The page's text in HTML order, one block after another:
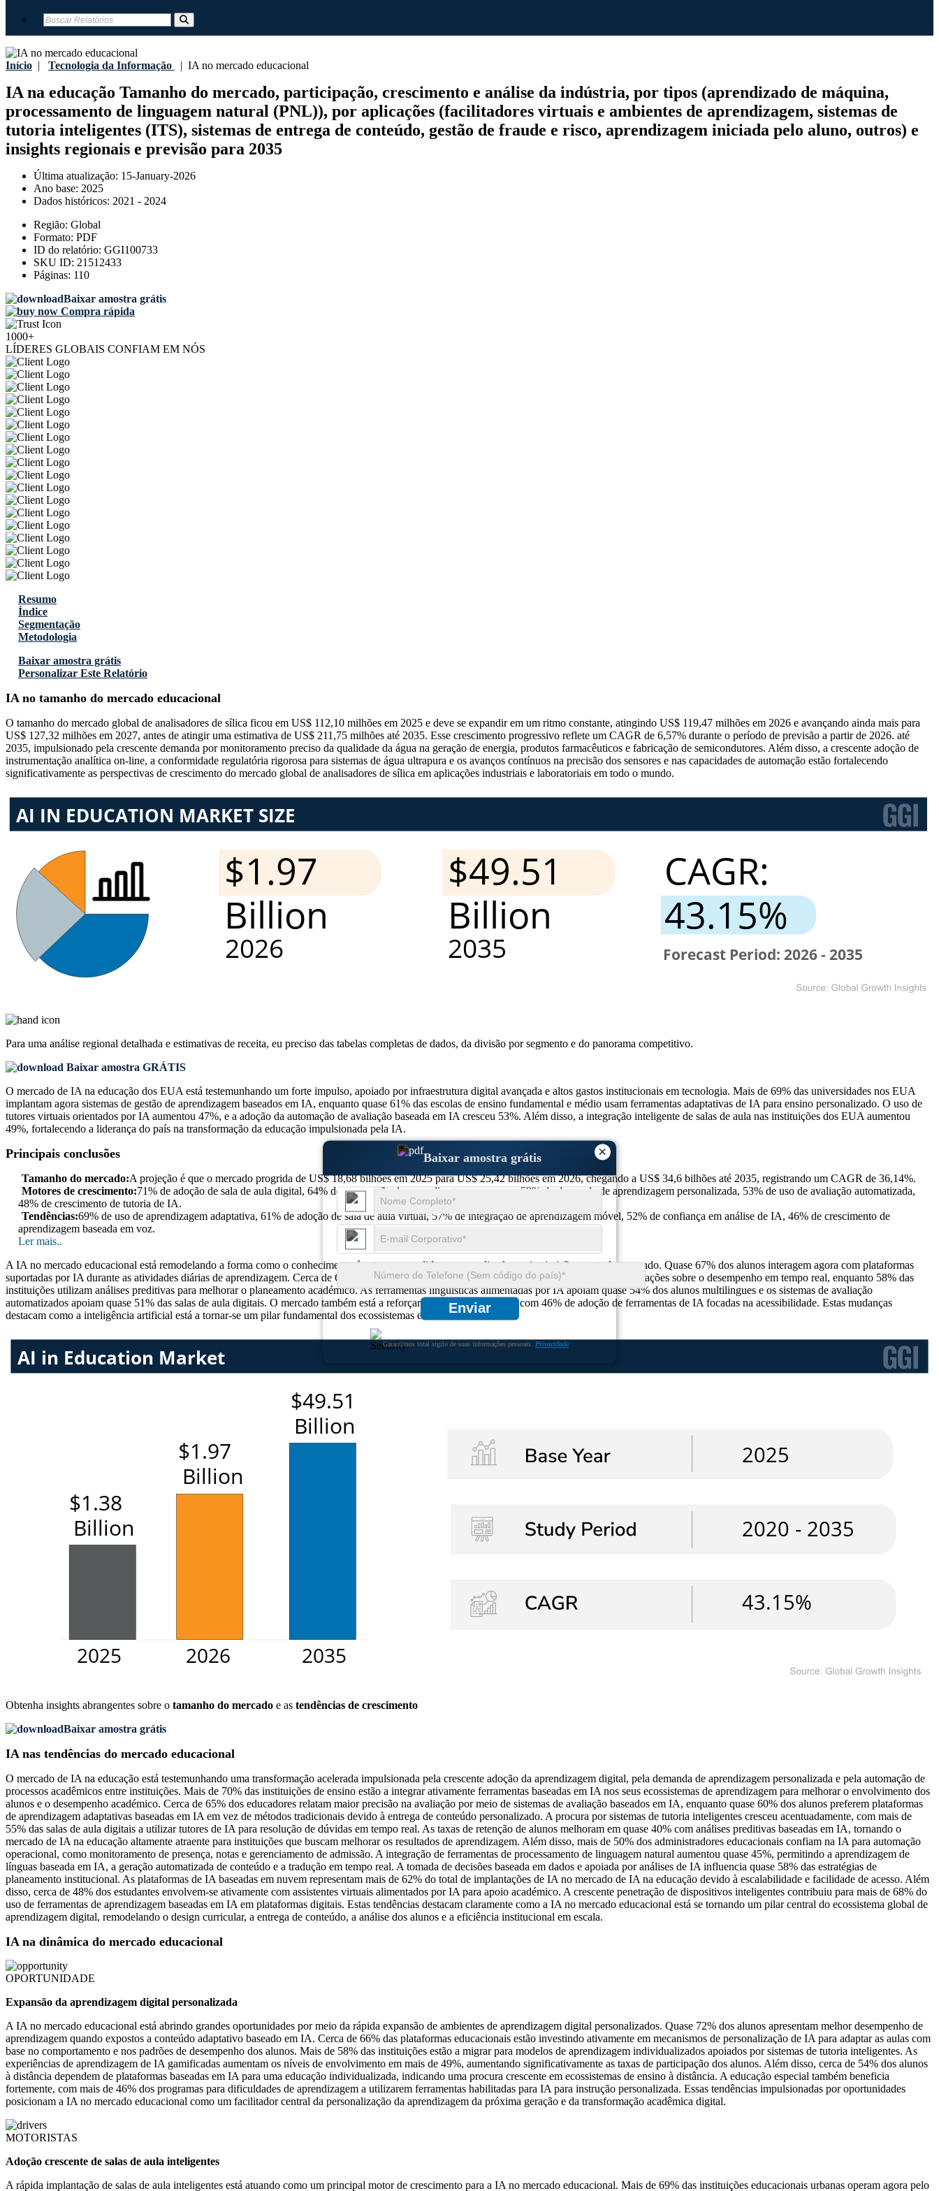
Início | Tecnologia da Informação | IA no mercado educacional
IA na educação Tamanho do mercado, participação, crescimento e análise da indústria, por tipos (aprendizado de máquina,
processamento de linguagem natural (PNL)), por aplicações (facilitadores virtuais e ambientes de aprendizagem, sistemas de
tutoria inteligentes (ITS), sistemas de entrega de conteúdo, gestão de fraude e risco, aprendizagem iniciada pelo aluno, outros) e
insights regionais e previsão para 2035
Última atualização: 15-January-2026
Ano base: 2025
Dados históricos: 2021 - 2024
Região: Global
Formato: PDF
ID do relatório: GGI100733
SKU ID: 21512433
Páginas: 110
Baixar amostra grátis
Compra rápida
1000+
LÍDERES GLOBAIS CONFIAM EM NÓS
×
Baixar amostra grátis
Enviar
Garantimos total sigilo de suas informações pessoais. Privacidade
Resumo
Índice
Segmentação
Metodologia
Baixar amostra grátis
Personalizar Este Relatório
IA no tamanho do mercado educacional
O tamanho do mercado global de analisadores de sílica ficou em US$ 112,10 milhões em 2025 e deve se expandir em um ritmo constante, atingindo US$ 119,47 milhões em 2026 e avançando ainda mais para
US$ 127,32 milhões em 2027, antes de atingir uma estimativa de US$ 211,75 milhões até 2035. Esse crescimento progressivo reflete um CAGR de 6,57% durante o período de previsão a partir de 2026. até
2035, impulsionado pela crescente demanda por monitoramento preciso da qualidade da água na geração de energia, produtos farmacêuticos e fabricação de semicondutores. Além disso, a crescente adoção de
instrumentação analítica on-line, a conformidade regulatória rigorosa para sistemas de água ultrapura e os avanços contínuos na precisão dos sensores e nas capacidades de automação estão fortalecendo
significativamente as perspectivas de crescimento do mercado global de analisadores de sílica em aplicações industriais e laboratoriais em todo o mundo.
Para uma análise regional detalhada e estimativas de receita, eu preciso das tabelas completas de dados, da divisão por segmento e do panorama competitivo.
Baixar amostra GRÁTIS
O mercado de IA na educação dos EUA está testemunhando um forte impulso, apoiado por infraestrutura digital avançada e altos gastos institucionais em tecnologia. Mais de 69% das universidades nos EUA
implantam agora sistemas de gestão de aprendizagem baseados em IA, enquanto quase 61% das escolas de ensino fundamental e médio usam ferramentas adaptativas de IA para ensino personalizado. O uso de
tutores virtuais orientados por IA aumentou 47%, e a adoção da automação de avaliação baseada em IA cresceu 53%. Além disso, a integração inteligente de salas de aula nas instituições dos EUA aumentou
49%, fortalecendo a liderança do país na transformação da educação impulsionada pela IA.
Principais conclusões
Tamanho do mercado:A projeção é que o mercado progrida de US$ 18,68 bilhões em 2025 para US$ 25,42 bilhões em 2026, chegando a US$ 34,6 bilhões até 2035, registrando um CAGR de 36,14%.
Motores de crescimento:71% de adoção de sala de aula digital, 64% de penetração de aprendizagem na nuvem, 59% de demanda de aprendizagem personalizada, 53% de uso de avaliação automatizada,
48% de crescimento de tutoria de IA.
Tendências:69% de uso de aprendizagem adaptativa, 61% de adoção de sala de aula virtual, 57% de integração de aprendizagem móvel, 52% de confiança em análise de IA, 46% de crescimento de
aprendizagem baseada em voz.
Ler mais..
A IA no mercado educacional está remodelando a forma como o conhecimento é entregue, medido e personalizado em instituições em todo o mundo. Quase 67% dos alunos interagem agora com plataformas
suportadas por IA durante as atividades diárias de aprendizagem. Cerca de 62% dos educadores confiam em painéis inteligentes para obter informações sobre o desempenho em tempo real, enquanto 58% das
instituições utilizam análises preditivas para melhorar o planeamento académico. As ferramentas linguísticas alimentadas por IA apoiam quase 54% dos alunos multilingues e os sistemas de avaliação
automatizados apoiam quase 51% das salas de aula digitais. O mercado também está a reforçar a educação inclusiva, com 46% de adoção de ferramentas de IA focadas na acessibilidade. Estas mudanças
destacam como a inteligência artificial está a tornar-se um pilar fundamental dos ecossistemas educativos modernos.
Obtenha insights abrangentes sobre o tamanho do mercado e as tendências de crescimento
Baixar amostra grátis
IA nas tendências do mercado educacional
O mercado de IA na educação está testemunhando uma transformação acelerada impulsionada pela crescente adoção da aprendizagem digital, pela demanda de aprendizagem personalizada e pela automação de
processos acadêmicos entre instituições. Mais de 70% das instituições de ensino estão a integrar ativamente ferramentas baseadas em IA nos seus ecossistemas de aprendizagem para melhorar o envolvimento dos
alunos e o desempenho académico. Cerca de 65% dos educadores relatam maior precisão na avaliação por meio de sistemas de avaliação baseados em IA, enquanto quase 60% dos alunos preferem plataformas
de aprendizagem adaptativas baseadas em IA em vez de métodos tradicionais devido à entrega de conteúdo personalizado. A procura por sistemas de tutoria inteligentes cresceu acentuadamente, com mais de
55% das salas de aula digitais a utilizar tutores de IA para resolução de dúvidas em tempo real. As taxas de retenção de alunos melhoram em quase 40% com análises preditivas baseadas em IA, tornando o
mercado de IA na educação altamente atraente para instituições que buscam melhorar os resultados de aprendizagem. Além disso, mais de 50% dos administradores educacionais confiam na IA para automação
operacional, como monitoramento de presença, notas e gerenciamento de admissão. A integração de ferramentas de processamento de linguagem natural aumentou quase 45%, permitindo a aprendizagem de
línguas baseada em IA, a geração automatizada de conteúdo e a tradução em tempo real. A tomada de decisões baseada em dados e apoiada por análises de IA influencia quase 58% das estratégias de
planeamento institucional. As plataformas de IA baseadas em nuvem representam mais de 62% do total de implantações de IA no mercado de IA na educação devido à escalabilidade e facilidade de acesso. Além
disso, cerca de 48% dos estudantes envolvem-se ativamente com assistentes virtuais alimentados por IA para apoio académico. A crescente penetração de dispositivos inteligentes contribuiu para mais de 68% do
uso de ferramentas de aprendizagem baseadas em IA em plataformas digitais. Estas tendências destacam claramente como a IA no mercado educacional está se tornando um pilar central do ecossistema global de
aprendizagem digital, remodelando o design curricular, a entrega de conteúdo, a análise dos alunos e a eficiência institucional em escala.
IA na dinâmica do mercado educacional
OPORTUNIDADE
Expansão da aprendizagem digital personalizada
A IA no mercado educacional está abrindo grandes oportunidades por meio da rápida expansão de ambientes de aprendizagem digital personalizados. Quase 72% dos alunos apresentam melhor desempenho de
aprendizagem quando expostos a conteúdo adaptativo baseado em IA. Cerca de 66% das plataformas educacionais estão investindo ativamente em mecanismos de personalização de IA para adaptar as aulas com
base no comportamento e nos padrões de desempenho dos alunos. Mais de 58% das instituições estão a migrar para modelos de aprendizagem individualizados apoiados por sistemas de tutoria inteligentes. As
experiências de aprendizagem de IA gamificadas aumentam os níveis de envolvimento em mais de 49%, aumentando significativamente as taxas de participação dos alunos. Além disso, cerca de 54% dos alunos
à distância dependem de plataformas baseadas em IA para uma educação individualizada, indicando uma procura crescente em ecossistemas de ensino à distância. A educação especial também beneficia
fortemente, com mais de 46% dos programas para dificuldades de aprendizagem a utilizarem ferramentas habilitadas para IA para instrução personalizada. Essas tendências impulsionadas por oportunidades
posicionam a IA no mercado educacional como um facilitador central da personalização da aprendizagem da próxima geração e da transformação acadêmica digital.
MOTORISTAS
Adoção crescente de salas de aula inteligentes
A rápida implantação de salas de aula inteligentes está atuando como um principal motor de crescimento para a IA no mercado educacional. Mais de 69% das instituições educacionais urbanas operam agora pelo